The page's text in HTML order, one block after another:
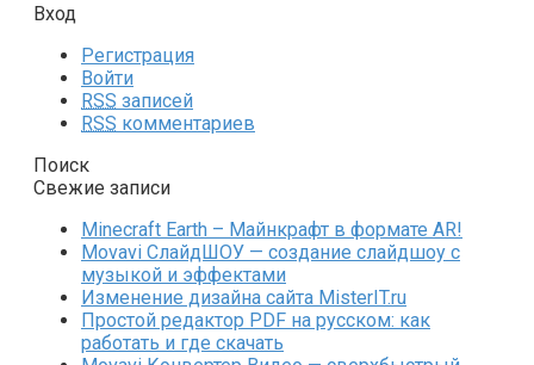
Вход
Регистрация
Войти
RSS записей
RSS комментариев
Поиск
Свежие записи
Minecraft Earth – Майнкрафт в формате AR!
Movavi СлайдШОУ — создание слайдшоу с
музыкой и эффектами
Изменение дизайна сайта MisterIT.ru
Простой редактор PDF на русском: как
работать и где скачать